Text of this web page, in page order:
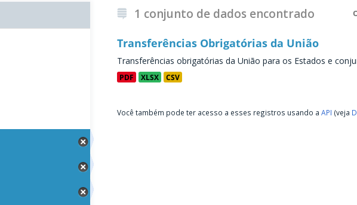
1 conjunto de dados encontrado
Transferências Obrigatórias da União
Transferências obrigatórias da União para os Estados e
PDF XLSX CSV
Você também pode ter acesso a esses registros usando a API (veja